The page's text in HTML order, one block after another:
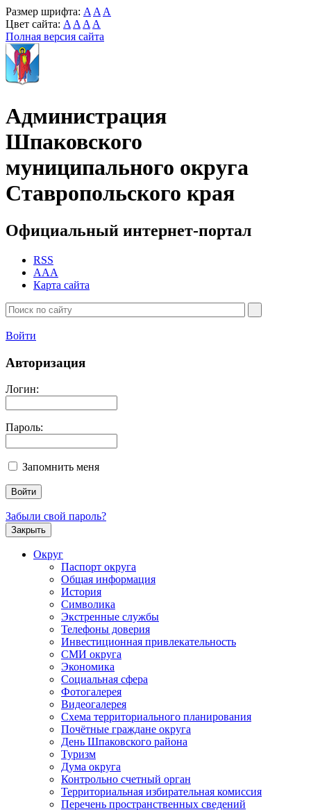
Размер шрифта: A A A
Цвет сайта: A A A A
Полная версия сайта
Администрация
Шпаковского
муниципального округа
Ставропольского края
Официальный интернет-портал
RSS
AAA
Карта сайта
Войти
Авторизация
Логин:
Пароль:
Запомнить меня
Забыли свой пароль?
Закрыть
Округ
Паспорт округа
Общая информация
История
Символика
Экстренные службы
Телефоны доверия
Инвестиционная привлекательность
СМИ округа
Экономика
Социальная сфера
Фотогалерея
Видеогалерея
Схема территориального планирования
Почётные граждане округа
День Шпаковского района
Туризм
Дума округа
Контрольно счетный орган
Территориальная избирательная комиссия
Перечень пространственных сведений